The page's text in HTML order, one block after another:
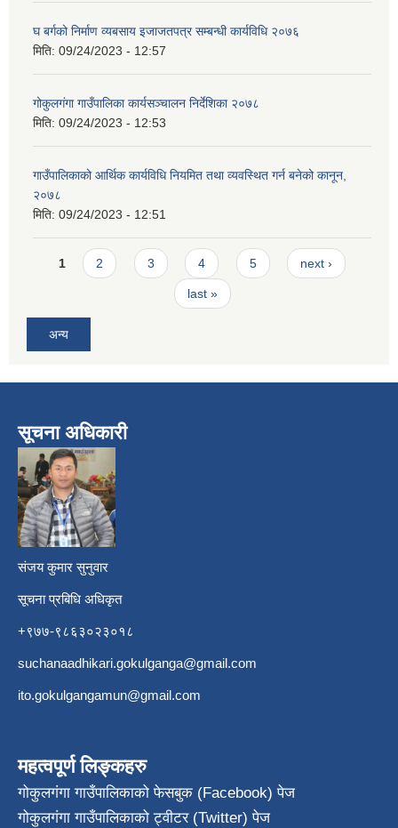
घ बर्गको निर्माण व्यबसाय इजाजतपत्र सम्बन्धी कार्यविधि २०७६
मिति: 09/24/2023 - 12:57
गोकुलगंगा गाउँपालिका कार्यसञ्चालन निर्देशिका २०७८
मिति: 09/24/2023 - 12:53
गाउँपालिकाको आर्थिक कार्यविधि नियमित तथा व्यवस्थित गर्न बनेको कानून,
२०७८
मिति: 09/24/2023 - 12:51
Pages
1 2 3 4 5 next ›
last »
अन्य
सूचना अधिकारी
संजय कुमार सुनुवार
सूचना प्रबिधि अधिकृत
+९७७-९८६३०२३०१८
suchanaadhikari.gokulganga@gmail.com
ito.gokulgangamun@gmail.com
महत्वपूर्ण लिङ्कहरु
गोकुलगंगा गाउँपालिकाको फेसबुक (Facebook) पेज
गोकुलगंगा गाउँपालिकाको ट्वीटर (Twitter) पेज